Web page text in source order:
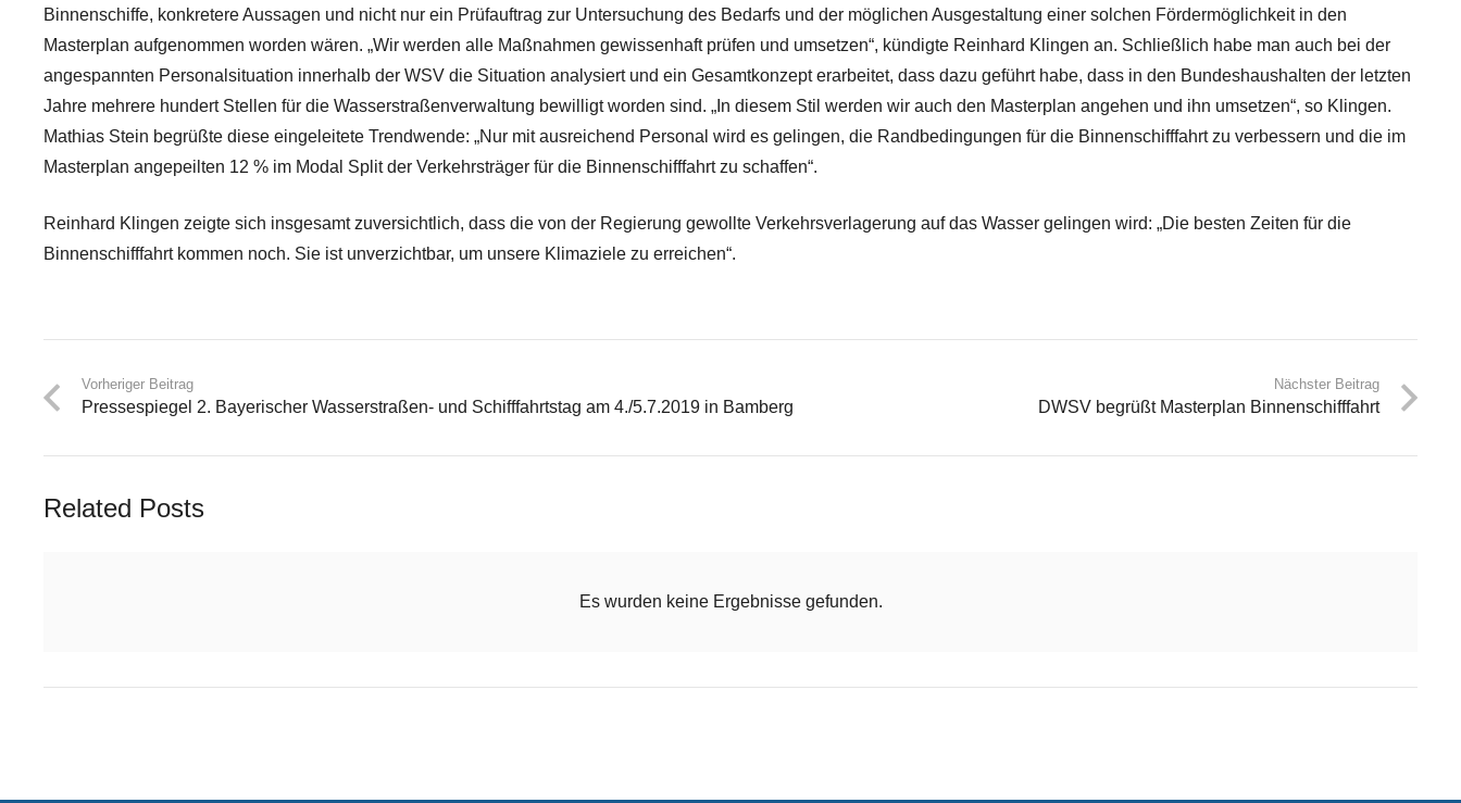
Binnenschiffe, konkretere Aussagen und nicht nur ein Prüfauftrag zur Untersuchung des Bedarfs und der möglichen Ausgestaltung einer solchen Fördermöglichkeit in den
Masterplan aufgenommen worden wären. „Wir werden alle Maßnahmen gewissenhaft prüfen und umsetzen“, kündigte Reinhard Klingen an. Schließlich habe man auch bei der
angespannten Personalsituation innerhalb der WSV die Situation analysiert und ein Gesamtkonzept erarbeitet, dass dazu geführt habe, dass in den Bundeshaushalten der letzten
Jahre mehrere hundert Stellen für die Wasserstraßenverwaltung bewilligt worden sind. „In diesem Stil werden wir auch den Masterplan angehen und ihn umsetzen“, so Klingen.
Mathias Stein begrüßte diese eingeleitete Trendwende: „Nur mit ausreichend Personal wird es gelingen, die Randbedingungen für die Binnenschifffahrt zu verbessern und die im
Masterplan angepeilten 12 % im Modal Split der Verkehrsträger für die Binnenschifffahrt zu schaffen“.
Reinhard Klingen zeigte sich insgesamt zuversichtlich, dass die von der Regierung gewollte Verkehrsverlagerung auf das Wasser gelingen wird: „Die besten Zeiten für die
Binnenschifffahrt kommen noch. Sie ist unverzichtbar, um unsere Klimaziele zu erreichen“.
Vorheriger Beitrag
Pressespiegel 2. Bayerischer Wasserstraßen- und Schifffahrtstag am 4./5.7.2019 in Bamberg
Nächster Beitrag
DWSV begrüßt Masterplan Binnenschifffahrt
Related Posts
Es wurden keine Ergebnisse gefunden.